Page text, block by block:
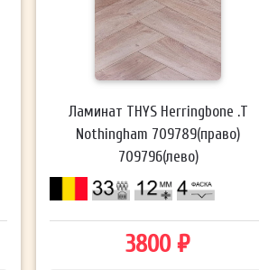
Ламинат THYS Herringbone .T
Nothingham 709789(право)
709796(лево)
3800 ₽